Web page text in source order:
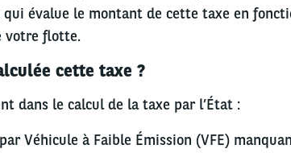
évalue le montant de cette taxe en
votre flotte.
cette taxe ?
dans le calcul de la taxe par l’État :
Véhicule à Faible Émission (VFE)